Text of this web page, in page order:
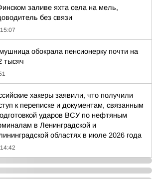
заливе яхта села на мель,
без связи
15:07
обокрала пенсионерку почти на
тысяч
хакеры заявили, что получили
к переписке и документам, связанным
ударов ВСУ по нефтяным
в Ленинградской и
областях в июле 2026 года
14:42